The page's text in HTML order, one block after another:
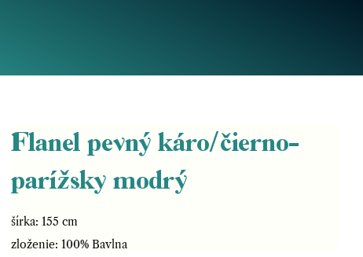
Flanel pevný káro/čierno-
parížsky modrý
šírka: 155 cm
zloženie: 100% Bavlna